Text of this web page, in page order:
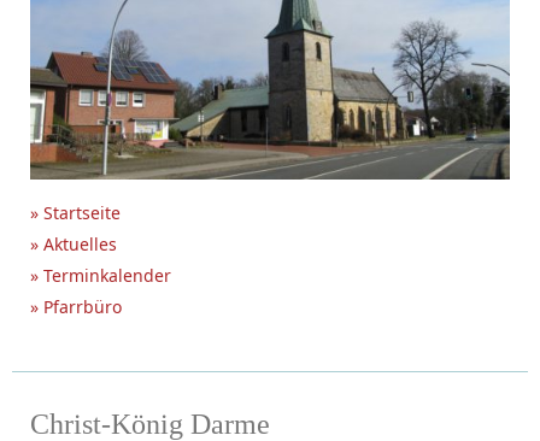
» Startseite
» Aktuelles
» Terminkalender
» Pfarrbüro
Christ-König Darme